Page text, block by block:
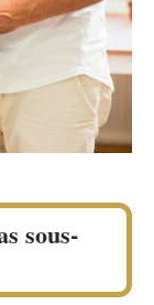
sous-